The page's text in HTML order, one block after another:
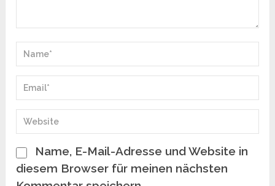
Name, E-Mail-Adresse und Website in
diesem Browser für meinen nächsten